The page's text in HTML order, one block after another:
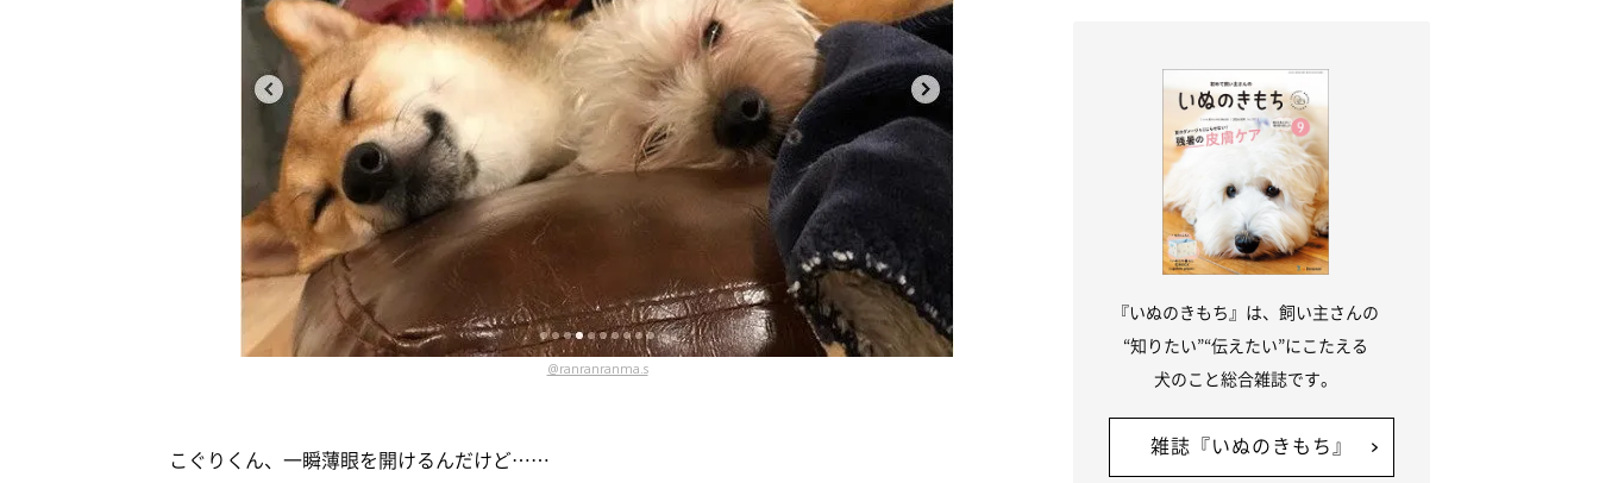
@ranranranma.s
こぐりくん、一瞬薄眼を開けるんだけど……
『いぬのきもち』は、飼い主さんの
“知りたい”“伝えたい”にこたえる
犬のこと総合雑誌です。
雑誌『いぬのきもち』